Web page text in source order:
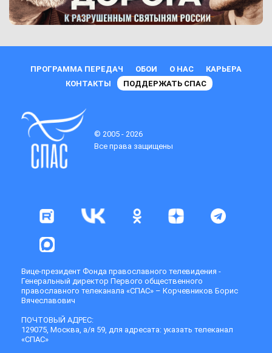
ПРОГРАММА ПЕРЕДАЧ ОБОИ О НАС
КАРЬЕРА
КОНТАКТЫ
ПОДДЕРЖАТЬ СПАС
© 2005 - 2026
Все права защищены
Вице-президент Фонда православного телевидения -
Генеральный директор Первого общественного
православного телеканала «СПАС» – Корчевников Борис
Вячеславович
ПОЧТОВЫЙ АДРЕС:
129075, Москва, а/я 59, для адресата: указать телеканал
«СПАС»